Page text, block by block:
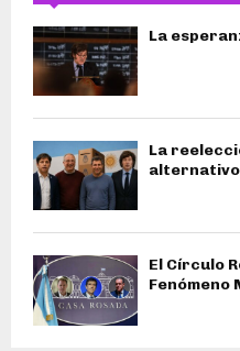
La
La
alternativo
El Círculo
Fenómeno